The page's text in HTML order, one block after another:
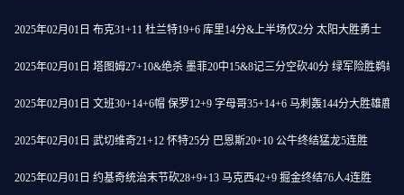
2025年02月01日 布克31+11 杜兰特19+6 库里14分&上半场仅2分 太阳大胜勇士
2025年02月01日 塔图姆27+10&绝杀 墨菲20中15&8记三分空砍40分 绿军险胜鹈鹕
2025年02月01日 文班30+14+6帽 保罗12+9 字母哥35+14+6 马刺轰144分大胜雄鹿
2025年02月01日 武切维奇21+12 怀特25分 巴恩斯20+10 公牛终结猛龙5连胜
2025年02月01日 约基奇统治末节砍28+9+13 马克西42+9 掘金终结76人4连胜